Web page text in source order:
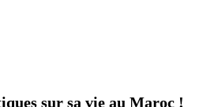
sur sa vie au Maroc !